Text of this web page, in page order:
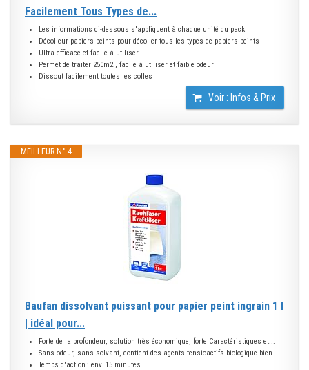
Facilement Tous Types de...
Les informations ci-dessous s'appliquent à chaque unité du pack
Décolleur papiers peints pour décoller tous les types de papiers peints
Ultra efficace et facile à utiliser
Permet de traiter 250m2 , facile à utiliser et faible odeur
Dissout facilement toutes les colles
Voir : Infos & Prix
MEILLEUR N° 4
Baufan dissolvant puissant pour papier peint ingrain 1 l
| idéal pour...
Forte de la profondeur, solution très économique, forte Caractéristiques et...
Sans odeur, sans solvant, contient des agents tensioactifs biologique bien...
Temps d'action : env. 15 minutes